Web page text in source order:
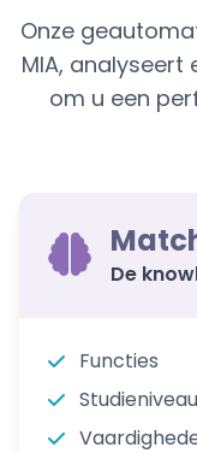
Onze
MIA, analyseert
om u een
De
Functies
Studieniveau